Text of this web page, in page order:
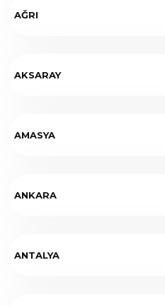
AĞRI
AKSARAY
AMASYA
ANKARA
ANTALYA